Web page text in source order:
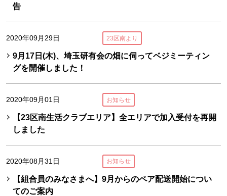
告
2020年09月29日 23区南より
9月17日(木)、埼玉研有会の畑に伺ってベジミーティン
グを開催しました！
2020年09月01日 お知らせ
【23区南生活クラブエリア】全エリアで加入受付を再開
しました
2020年08月31日 お知らせ
【組合員のみなさまへ】9月からのペア配送開始につい
てのご案内